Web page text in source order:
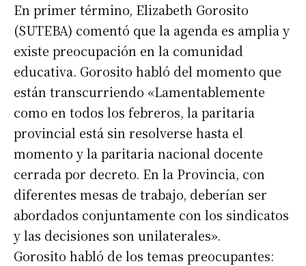
En primer término, Elizabeth Gorosito
(SUTEBA) comentó que la agenda es amplia y
existe preocupación en la comunidad
educativa. Gorosito habló del momento que
están transcurriendo «Lamentablemente
como en todos los febreros, la paritaria
provincial está sin resolverse hasta el
momento y la paritaria nacional docente
cerrada por decreto. En la Provincia, con
diferentes mesas de trabajo, deberían ser
abordados conjuntamente con los sindicatos
y las decisiones son unilaterales».
Gorosito habló de los temas preocupantes: